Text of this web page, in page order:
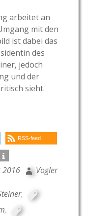
arbeitet an
mit den
ist dabei das
des
jedoch
und der
sieht.
RSS-feed
2016 Vogler
,
,